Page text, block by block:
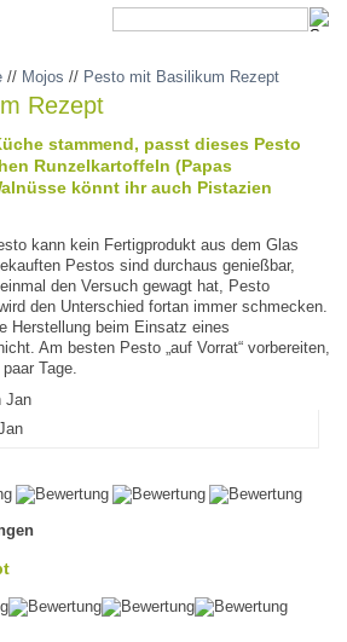
// Mojos // Pesto mit Basilikum Rezept
Rezept
stammend, passt dieses Pesto
Runzelkartoffeln (Papas
könnt ihr auch Pistazien
kann kein Fertigprodukt aus dem Glas
Pestos sind durchaus genießbar,
den Versuch gewagt hat, Pesto
den Unterschied fortan immer schmecken.
Herstellung beim Einsatz eines
Am besten Pesto „auf Vorrat“ vorbereiten,
Tage.